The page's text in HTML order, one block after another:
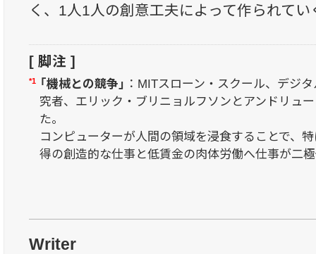
く、1人1人の創意工夫によって作られてい
[ 脚注 ]
*1 「機械との競争」 ：MITスローン・スクール、デジ
究者、エリック・ブリニョルフソンとアンドリュ
た。
コンピューターが人間の領域を浸食することで、
得の創造的な仕事と低賃金の肉体労働へ仕事が二
Writer